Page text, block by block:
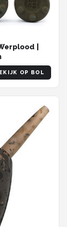
|
OP BOL